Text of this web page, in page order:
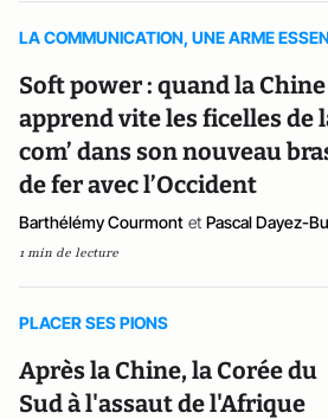
LA COMMUNICATION, UNE ARME
Soft power : quand la Chine
apprend vite les ficelles de
com’ dans son nouveau
de fer avec l’Occident
Barthélémy Courmont et Pascal Dayez-
1 min de lecture
PLACER SES PIONS
Après la Chine, la Corée du
Sud à l'assaut de l'Afrique